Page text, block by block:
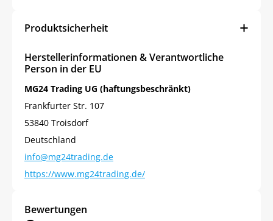
Produktsicherheit
Herstellerinformationen & Verantwortliche
Person in der EU
MG24 Trading UG (haftungsbeschränkt)
Frankfurter Str. 107
53840 Troisdorf
Deutschland
info@mg24trading.de
https://www.mg24trading.de/
Bewertungen